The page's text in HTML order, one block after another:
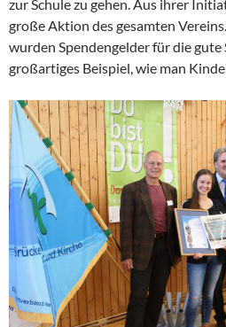
zur Schule zu gehen. Aus ihrer
große Aktion des gesamten
wurden Spendengelder für die gute
großartiges Beispiel, wie man